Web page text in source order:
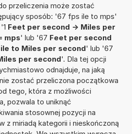
przeliczenia może zostać
sposób: '67 fps ile to mps'
Feet per second -> Miles per
mps' lub '67 Feet per second
to Miles per second' lub '67
per second'. Dla tej opcji
odnajduje, na jaką
zostać przeliczona początkowa
tego, która z możliwości
pozwala to uniknąć
stosownej pozycji na
z miriadą kategorii i nieskończoną